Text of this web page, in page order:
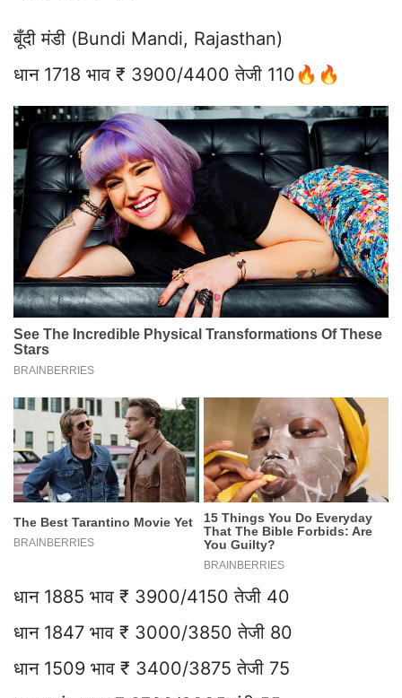
बूँदी मंडी (Bundi Mandi, Rajasthan)
धान 1718 भाव ₹ 3900/4400 तेजी 110🔥🔥
धान 1885 भाव ₹ 3900/4150 तेजी 40
धान 1847 भाव ₹ 3000/3850 तेजी 80
धान 1509 भाव ₹ 3400/3875 तेजी 75